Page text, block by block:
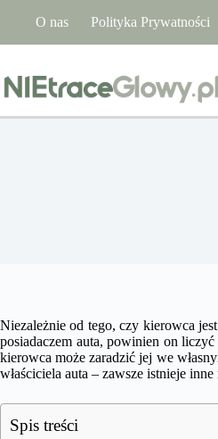
O nas Polityka Prywatności
Niezależnie od tego, czy kierowca
posiadaczem auta, powinien on
kierowca może zaradzić jej we
właściciela auta – zawsze istnieje
Spis treści